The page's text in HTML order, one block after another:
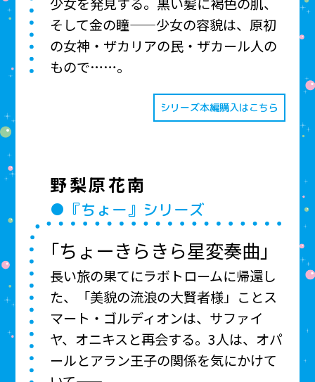
そして金の瞳——少女の容貌は、原初
の女神・ザカリアの民・ザカール人の
もので……。
シリーズ本編購入はこちら
野梨原花南
●『ちょー』シリーズ
「ちょーきらきら星変奏曲」
長い旅の果てにラボトロームに帰還し
た、「美貌の流浪の大賢者様」ことス
マート・ゴルディオンは、サファイ
ヤ、オニキスと再会する。3人は、オパ
ールとアラン王子の関係を気にかけて